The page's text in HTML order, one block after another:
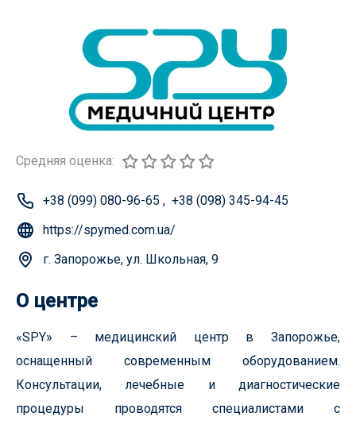
Средняя оценка:
+38 (099) 080-96-65 , +38 (098) 345-94-45
https://spymed.com.ua/
г. Запорожье, ул. Школьная, 9
О центре
«SPY» – медицинский центр в Запорожье,
оснащенный современным оборудованием.
Консультации, лечебные и диагностические
процедуры проводятся специалистами с